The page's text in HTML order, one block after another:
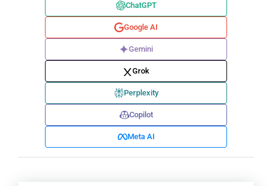
ChatGPT
Google AI
Gemini
Grok
Perplexity
Copilot
Meta AI